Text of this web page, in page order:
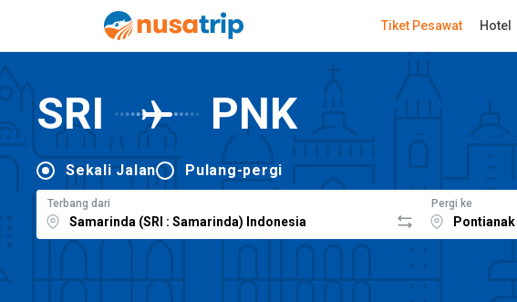
Tiket Pesawat Hotel
SRI PNK
Sekali Jalan Pulang-pergi
Terbang dari Pergi ke